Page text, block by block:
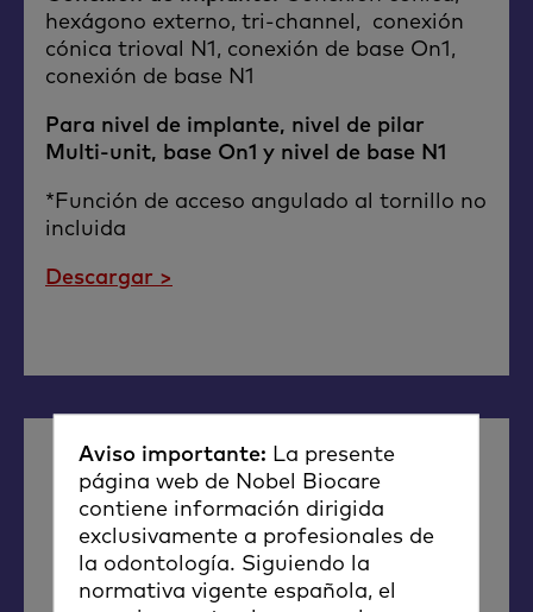
Aviso importante: La presente
página web de Nobel Biocare
contiene información dirigida
exclusivamente a profesionales de
la odontología. Siguiendo la
normativa vigente española, el
hexágono externo, tri-channel, conexión
cónica trioval N1, conexión de base On1,
conexión de base N1
Para nivel de implante, nivel de pilar
Multi-unit, base On1 y nivel de base N1
*Función de acceso angulado al tornillo no
incluida
Descargar >